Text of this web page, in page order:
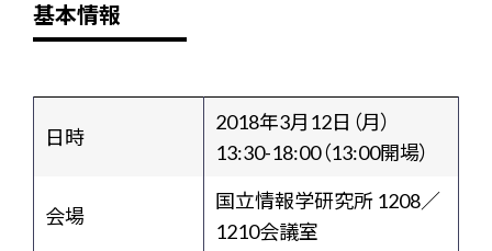
基本情報
日時
2018年3月12日（月）
13:30-18:00（13:00開場）
会場
国立情報学研究所 1208／
1210会議室